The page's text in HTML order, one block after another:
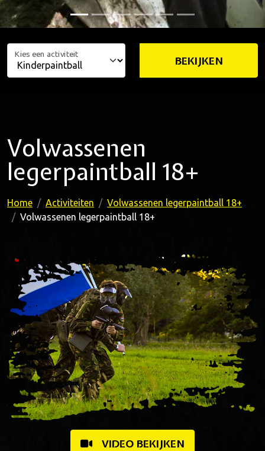
Kies een activiteit BEKIJKEN
Volwassenen
legerpaintball 18+
Home Activiteiten
Volwassenen legerpaintball 18+
Volwassenen legerpaintball 18+
VIDEO BEKIJKEN